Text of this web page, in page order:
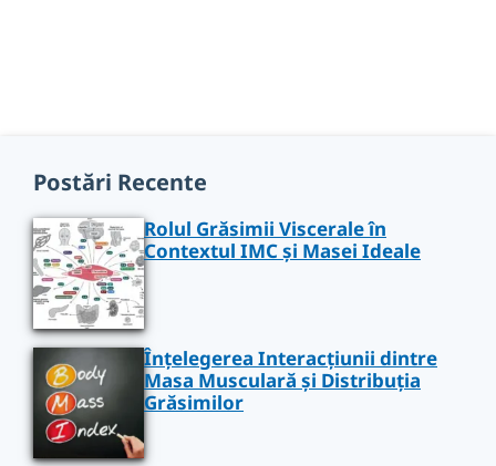
Postări Recente
Rolul Grăsimii Viscerale în
Contextul IMC și Masei Ideale
Înțelegerea Interacțiunii dintre
Masa Musculară și Distribuția
Grăsimilor